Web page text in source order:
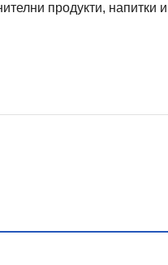
продукти, напитки и